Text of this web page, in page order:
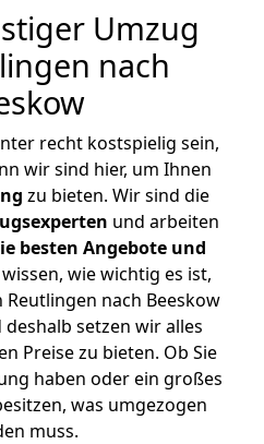
Umzug
nach
recht kostspielig sein,
wir sind hier, um Ihnen
zu bieten. Wir sind die
und arbeiten
besten Angebote und
wie wichtig es ist,
nach Beeskow
setzen wir alles
Preise zu bieten. Ob Sie
haben oder ein großes
was umgezogen
muss.